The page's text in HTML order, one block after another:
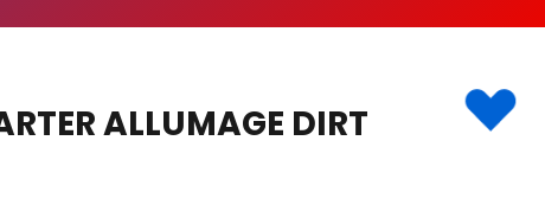
ALLUMAGE DIRT